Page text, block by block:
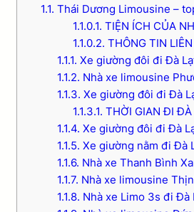
1.1. Thái Dương Limousine –
1.1.0.1. TIỆN ÍCH CỦA
1.1.0.2. THÔNG TIN
1.1.1. Xe giường đôi đi Đà
1.1.2. Nhà xe limousine
1.1.3. Xe giường đôi đi Đà
1.1.3.1. THỜI GIAN ĐI ĐÀ
1.1.4. Xe giường đôi đi Đà
1.1.5. Xe giường nằm đi Đà
1.1.6. Nhà xe Thanh Bình
1.1.7. Nhà xe limousine
1.1.8. Nhà xe Limo 3s đi Đà